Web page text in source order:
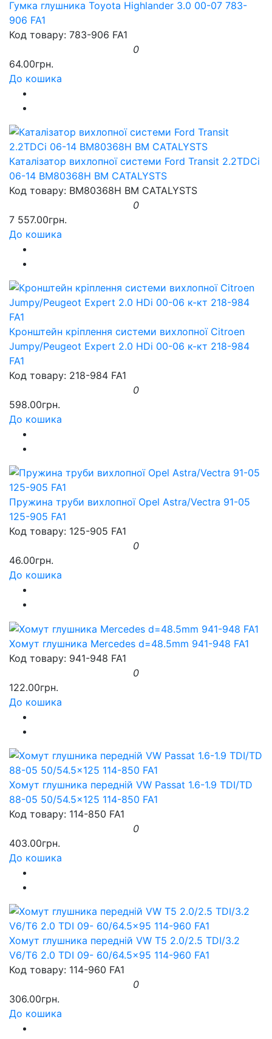
Гумка глушника Toyota Highlander 3.0 00-07 783-
906 FA1
Код товару: 783-906 FA1
0
64.00грн.
До кошика
Каталізатор вихлопної системи Ford Transit 2.2TDCi
06-14 BM80368H BM CATALYSTS
Код товару: BM80368H BM CATALYSTS
0
7 557.00грн.
До кошика
Кронштейн кріплення системи вихлопної Citroen
Jumpy/Peugeot Expert 2.0 HDi 00-06 к-кт 218-984
FA1
Код товару: 218-984 FA1
0
598.00грн.
До кошика
Пружина труби вихлопної Opel Astra/Vectra 91-05
125-905 FA1
Код товару: 125-905 FA1
0
46.00грн.
До кошика
Хомут глушника Mercedes d=48.5mm 941-948 FA1
Код товару: 941-948 FA1
0
122.00грн.
До кошика
Хомут глушника передній VW Passat 1.6-1.9 TDI/TD
88-05 50/54.5x125 114-850 FA1
Код товару: 114-850 FA1
0
403.00грн.
До кошика
Хомут глушника передній VW T5 2.0/2.5 TDI/3.2
V6/T6 2.0 TDI 09- 60/64.5x95 114-960 FA1
Код товару: 114-960 FA1
0
306.00грн.
До кошика